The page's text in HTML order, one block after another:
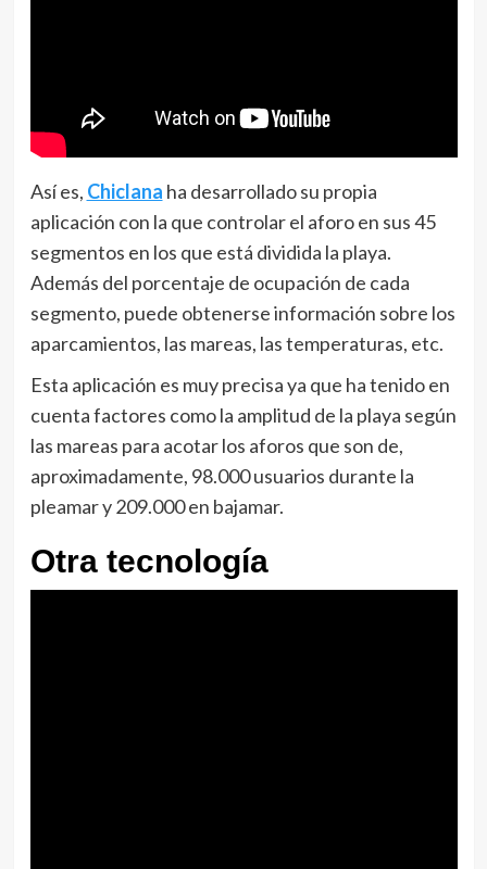
Así es, Chiclana ha desarrollado su propia
aplicación con la que controlar el aforo en sus 45
segmentos en los que está dividida la playa.
Además del porcentaje de ocupación de cada
segmento, puede obtenerse información sobre los
aparcamientos, las mareas, las temperaturas, etc.
Esta aplicación es muy precisa ya que ha tenido en
cuenta factores como la amplitud de la playa según
las mareas para acotar los aforos que son de,
aproximadamente, 98.000 usuarios durante la
pleamar y 209.000 en bajamar.
Otra tecnología